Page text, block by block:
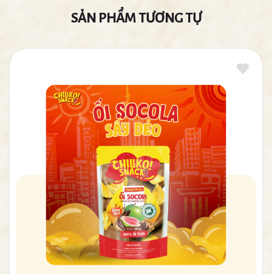
SẢN PHẨM TƯƠNG TỰ